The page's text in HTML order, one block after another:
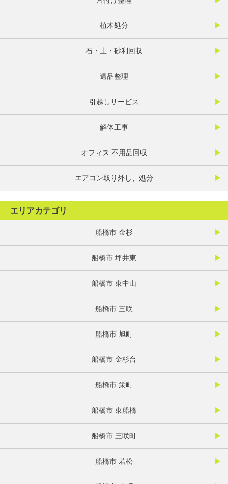
植木処分
石・土・砂利回収
遺品整理
引越しサービス
解体工事
オフィス 不用品回収
エアコン取り外し、処分
エリアカテゴリ
船橋市 金杉
船橋市 坪井東
船橋市 東中山
船橋市 三咲
船橋市 旭町
船橋市 金杉台
船橋市 栄町
船橋市 東船橋
船橋市 三咲町
船橋市 若松